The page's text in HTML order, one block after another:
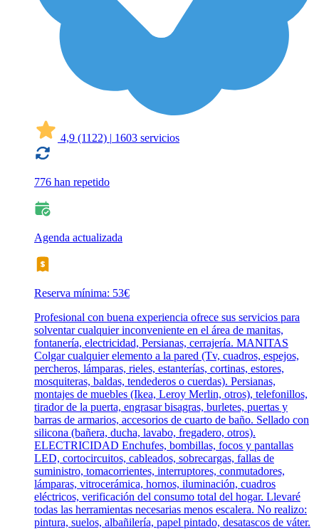
4,9 (1122) | 1603 servicios
776 han repetido
Agenda actualizada
Reserva mínima: 53€
Profesional con buena experiencia ofrece sus servicios para
solventar cualquier inconveniente en el área de manitas,
fontanería, electricidad, Persianas, cerrajería. MANITAS
Colgar cualquier elemento a la pared (Tv, cuadros, espejos,
percheros, lámparas, rieles, estanterías, cortinas, estores,
mosquiteras, baldas, tendederos o cuerdas). Persianas,
montajes de muebles (Ikea, Leroy Merlin, otros), telefonillos,
tirador de la puerta, engrasar bisagras, burletes, puertas y
barras de armarios, accesorios de cuarto de baño. Sellado con
silicona (bañera, ducha, lavabo, fregadero, otros).
ELECTRICIDAD Enchufes, bombillas, focos y pantallas
LED, cortocircuitos, cableados, sobrecargas, fallas de
suministro, tomacorrientes, interruptores, conmutadores,
lámparas, vitrocerámica, hornos, iluminación, cuadros
eléctricos, verificación del consumo total del hogar. Llevaré
todas las herramientas necesarias menos escalera. No realizo:
pintura, suelos, albañilería, papel pintado, desatascos de váter.